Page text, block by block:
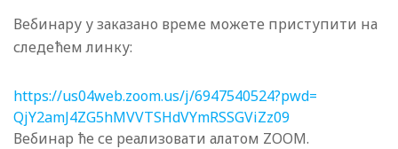
Вебинару у заказано време можете приступити на
следећем линку:
https://us04web.zoom.us/j/6947540524?pwd=
QjY2amJ4ZG5hMVVTSHdVYmRSSGViZz09
Вебинар ће се реализовати алатом ZOOM.